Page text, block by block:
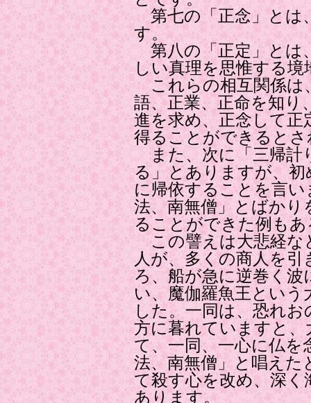
第七の「正念」とは
す。
第八の「正定」とは
しい真理を思惟する
これらの相互関係は
語、正業、正命を知り
進を求め、正念して正
得ることができると
また、次に「三帰計
る」とありますが、
に帰依することを言
法、南無僧」とばか
ることができた例も
この譬えは大悲経な
人が、多くの商人を
ろ、船が急に逆巻く波
い、魔伽羅魚王とい
した。一同は、恐れ
方に暮れていますと
て、一同、一心に仏を
法、南無僧」と唱えた
て殺す心を改め、深
あります。